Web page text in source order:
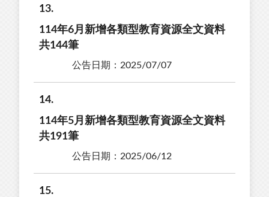
13
114年6月新增各類型教育資源全文資料
共144筆
公告日期：2025/07/07
14
114年5月新增各類型教育資源全文資料
共191筆
公告日期：2025/06/12
15